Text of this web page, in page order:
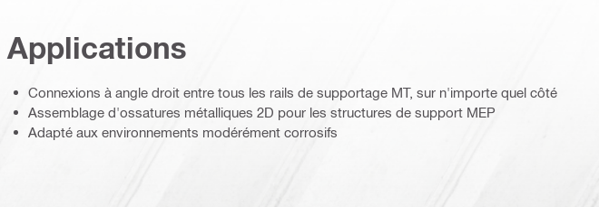
Applications
Connexions à angle droit entre tous les rails de supportage MT, sur n'importe quel côté
Assemblage d'ossatures métalliques 2D pour les structures de support MEP
Adapté aux environnements modérément corrosifs